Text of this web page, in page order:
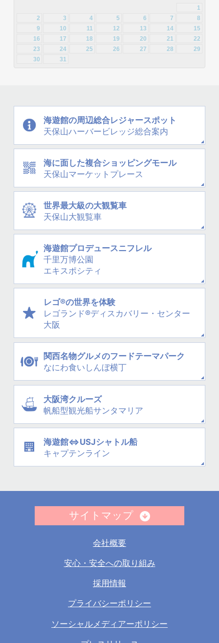
2013年2月 [26] 2013年1月 [31]
1
2
3 4 5 6 7
8
9
10 11 12 13 14
15
16
17 18 19 20 21
22
23
24 25 26 27 28
29
30
31
海遊館の周辺総合レジャースポット
天保山ハーバービレッジ総合案内
海に面した複合ショッピングモール
天保山マーケットプレース
世界最大級の大観覧車
天保山大観覧車
海遊館プロデュースニフレル
千里万博公園
エキスポシティ
レゴ®の世界を体験
レゴランド®ディスカバリー・ センター
大阪
関西名物グルメのフードテーマパーク
なにわ食いしんぼ横丁
大阪湾クルーズ
帆船型観光船サンタマリア
海遊館⇔USJシャトル船
キャプテンライン
サイトマップ
会社概要
安心・安全への取り組み
採用情報
プライバシーポリシー
ソーシャルメディアーポリシー